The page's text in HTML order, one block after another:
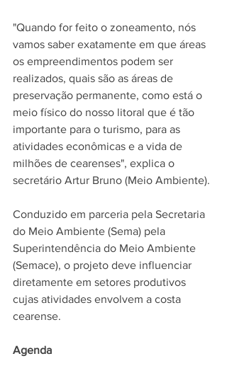
"Quando for feito o zoneamento, nós
vamos saber exatamente em que áreas
os empreendimentos podem ser
realizados, quais são as áreas de
preservação permanente, como está o
meio físico do nosso litoral que é tão
importante para o turismo, para as
atividades econômicas e a vida de
milhões de cearenses", explica o
secretário Artur Bruno (Meio Ambiente).
Conduzido em parceria pela Secretaria
do Meio Ambiente (Sema) pela
Superintendência do Meio Ambiente
(Semace), o projeto deve influenciar
diretamente em setores produtivos
cujas atividades envolvem a costa
cearense.
Agenda